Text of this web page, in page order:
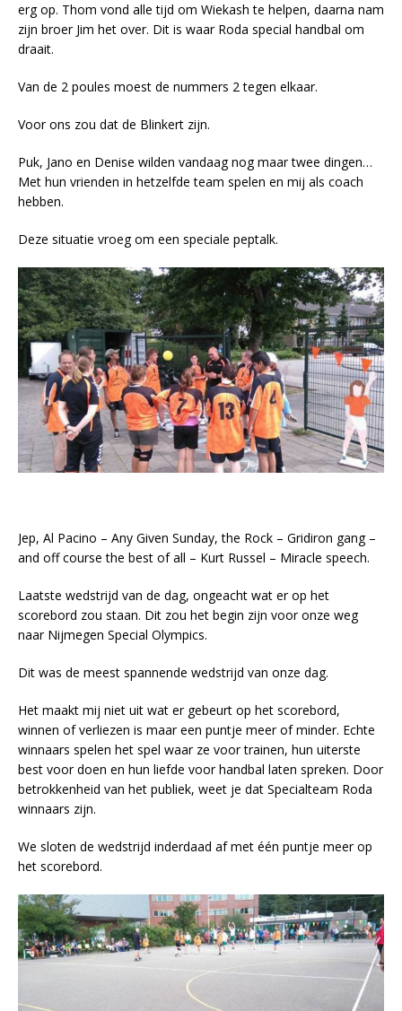
erg op. Thom vond alle tijd om Wiekash te helpen, daarna nam
zijn broer Jim het over. Dit is waar Roda special handbal om
draait.
Van de 2 poules moest de nummers 2 tegen elkaar.
Voor ons zou dat de Blinkert zijn.
Puk, Jano en Denise wilden vandaag nog maar twee dingen…
Met hun vrienden in hetzelfde team spelen en mij als coach
hebben.
Deze situatie vroeg om een speciale peptalk.
Jep, Al Pacino – Any Given Sunday, the Rock – Gridiron gang –
and off course the best of all – Kurt Russel – Miracle speech.
Laatste wedstrijd van de dag, ongeacht wat er op het
scorebord zou staan. Dit zou het begin zijn voor onze weg
naar Nijmegen Special Olympics.
Dit was de meest spannende wedstrijd van onze dag.
Het maakt mij niet uit wat er gebeurt op het scorebord,
winnen of verliezen is maar een puntje meer of minder. Echte
winnaars spelen het spel waar ze voor trainen, hun uiterste
best voor doen en hun liefde voor handbal laten spreken. Door
betrokkenheid van het publiek, weet je dat Specialteam Roda
winnaars zijn.
We sloten de wedstrijd inderdaad af met één puntje meer op
het scorebord.